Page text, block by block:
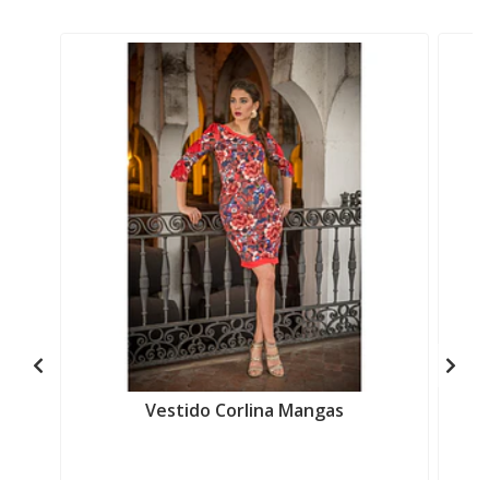
Vestido Corlina Mangas